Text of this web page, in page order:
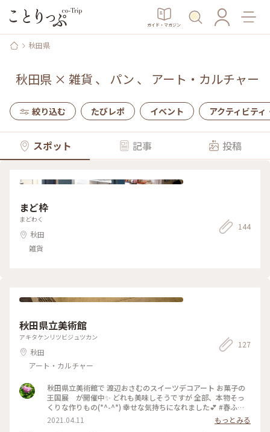
ガイド・マガジン
秋田県
秋田県 × 雑貨 、 パン 、 アート・カルチャー
絞り込む たびレポ イベント アクティビティ
スポット 記事 投稿
まど枠
まどわく
秋田
雑貨
144
秋田県立美術館
アキタケンリツビジュツカン
秋田
アート・カルチャー
127
秋田県立美術館で 渡辺おさむのスイーツデコアート お菓子の
王国展 が開催中✨ どれも美味しそうですが 全部、本物そっ
くりな作りもの(*^-^*) 幸せな気持ちになれました💕 #春ふわ
り #秋田 #スイーツ
2021.04.11
もっとみる